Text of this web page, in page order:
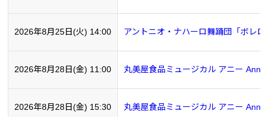
2026年8月25日(火) 14:00 アントニオ・ナハーロ舞踊団「ボレロ
2026年8月28日(金) 11:00 丸美屋食品ミュージカル アニー Annie
2026年8月28日(金) 15:30 丸美屋食品ミュージカル アニー Annie